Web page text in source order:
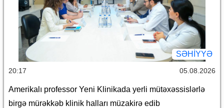
SƏHIYYƏ
20:17 05.08.2026
Amerikalı professor Yeni Klinikada yerli mütəxəssislərlə
birgə mürəkkəb klinik halları müzakirə edib